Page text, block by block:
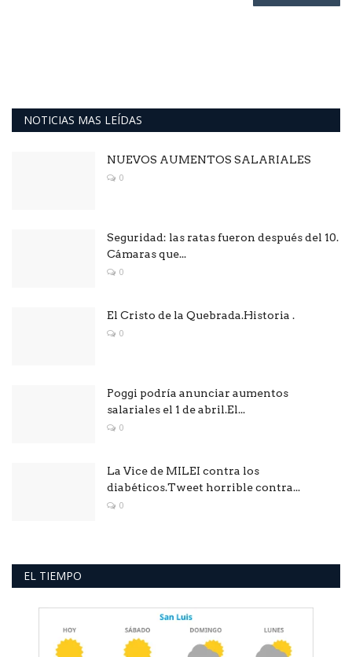
NOTICIAS MAS LEÍDAS
NUEVOS AUMENTOS SALARIALES
0
Seguridad: las ratas fueron después del 10.
Cámaras que...
0
El Cristo de la Quebrada.Historia .
0
Poggi podría anunciar aumentos
salariales el 1 de abril.El...
0
La Vice de MILEI contra los
diabéticos.Tweet horrible contra...
0
EL TIEMPO